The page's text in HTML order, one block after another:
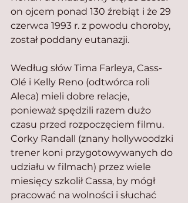
on ojcem ponad 130 źrebiąt i że 29
czerwca 1993 r. z powodu choroby,
został poddany eutanazji.
Według słów Tima Farleya, Cass-
Olé i Kelly Reno (odtwórca roli
Aleca) mieli dobre relacje,
ponieważ spędzili razem dużo
czasu przed rozpoczęciem filmu.
Corky Randall (znany hollywoodzki
trener koni przygotowywanych do
udziału w filmach) przez wiele
miesięcy szkolił Cassa, by mógł
pracować na wolności i słuchać